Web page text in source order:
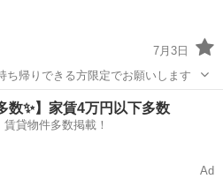
7月3日
ち帰りできる方限定でお願いします
ベッド
数✨】家賃4万円以下多数
賃貸物件多数掲載！
Ad